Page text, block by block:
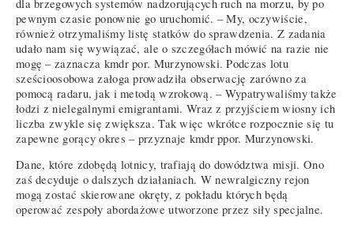
dla brzegowych systemów nadzorujących ruch na morzu, by po
pewnym czasie ponownie go uruchomić. – My, oczywiście,
również otrzymaliśmy listę statków do sprawdzenia. Z zadania
udało nam się wywiązać, ale o szczegółach mówić na razie nie
mogę – zaznacza kmdr por. Murzynowski. Podczas lotu
sześcioosobowa załoga prowadziła obserwację zarówno za
pomocą radaru, jak i metodą wzrokową. – Wypatrywaliśmy także
łodzi z nielegalnymi emigrantami. Wraz z przyjściem wiosny ich
liczba zwykle się zwiększa. Tak więc wkrótce rozpocznie się tu
zapewne gorący okres – przyznaje kmdr ppor. Murzynowski.
Dane, które zdobędą lotnicy, trafiają do dowództwa misji. Ono
zaś decyduje o dalszych działaniach. W newralgiczny rejon
mogą zostać skierowane okręty, z pokładu których będą
operować zespoły abordażowe utworzone przez siły specjalne.